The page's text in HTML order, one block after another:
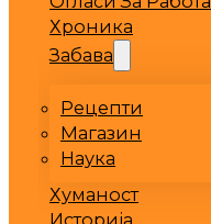
Хроника
Забава
Рецепти
Магазин
Наука
Хуманост
Историја